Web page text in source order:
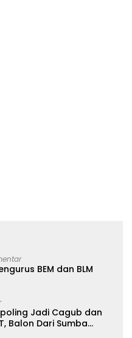
BEM dan BLM
Jadi Cagub dan
Balon Dari Sumba